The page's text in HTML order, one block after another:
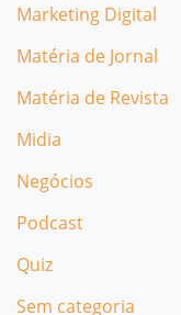
Marketing Digital
Matéria de Jornal
Matéria de Revista
Midia
Negócios
Podcast
Quiz
Sem categoria